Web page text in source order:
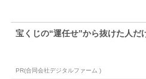
宝くじの“運任せ”から抜けた人だ
PR(合同会社デジタルファーム )